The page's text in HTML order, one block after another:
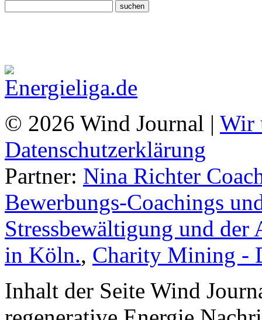
© 2026 Wind Journal | Wir
Datenschutzerklärung
Partner: Nina Richter
Bewerbungs-Coachings
Stressbewältigung und
in Köln., Charity Mining -
Inhalt der Seite Wind